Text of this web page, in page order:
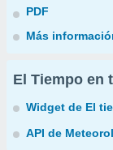
PDF
Más
El Tiempo en
Widget de El
API de